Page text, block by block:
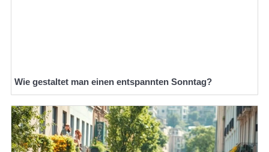
Wie gestaltet man einen entspannten Sonntag?